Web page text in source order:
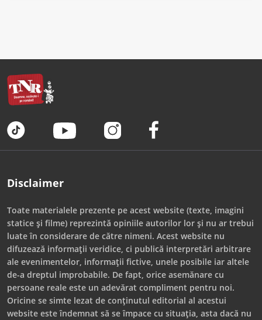
Disclaimer
Toate materialele prezente pe acest website (texte, imagini
statice și filme) reprezintă opiniile autorilor lor și nu ar trebui
luate în considerare de către nimeni. Acest website nu
difuzează informații veridice, ci publică interpretări arbitrare
ale evenimentelor, informații fictive, unele posibile iar altele
de-a dreptul improbabile. De fapt, orice asemănare cu
persoane reale este un adevărat compliment pentru noi.
Oricine se simte lezat de conținutul editorial al acestui
website este îndemnat să se împace cu situația, asta dacă nu